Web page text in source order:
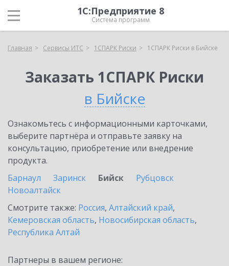
1С:Предприятие 8
Система программ
Главная Сервисы ИТС 1СПАРК Риски 1СПАРК Риски в Бийске
Заказать 1СПАРК Риски
в Бийске
Ознакомьтесь с информационными карточками,
выберите партнёра и отправьте заявку на
консультацию, приобретение или внедрение
продукта.
Барнаул
Заринск Бийск
Рубцовск
Новоалтайск
Смотрите также: Россия, Алтайский край,
Кемеровская область, Новосибирская область,
Республика Алтай
Партнеры в вашем регионе: